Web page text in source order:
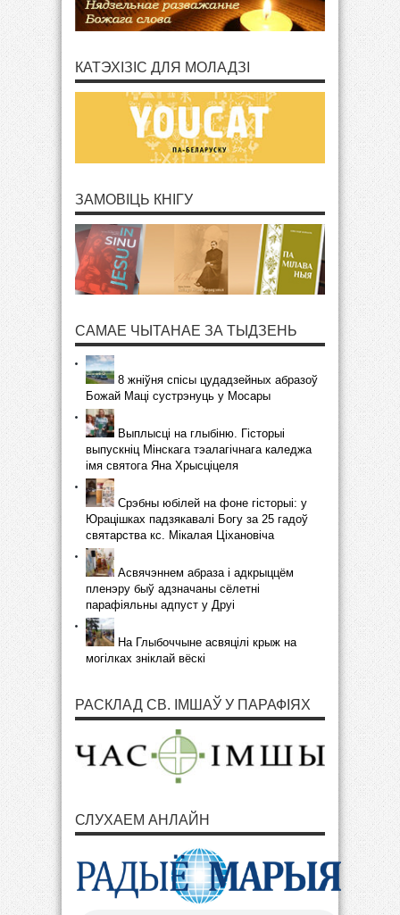
КАТЭХІЗІС ДЛЯ МОЛАДЗІ
ЗАМОВІЦЬ КНІГУ
САМАЕ ЧЫТАНАЕ ЗА ТЫДЗЕНЬ
8 жніўня спісы цудадзейных абразоў
Божай Маці сустрэнуць у Мосары
Выплысці на глыбіню. Гісторыі
выпускніц Мінскага тэалагічнага каледжа
імя святога Яна Хрысціцеля
Срэбны юбілей на фоне гісторыі: у
Юрацішках падзякавалі Богу за 25 гадоў
святарства кс. Мікалая Ціхановіча
Асвячэннем абраза і адкрыццём
пленэру быў адзначаны сёлетні
парафіяльны адпуст у Друі
На Глыбоччыне асвяцілі крыж на
могілках зніклай вёскі
РАСКЛАД СВ. ІМШАЎ У ПАРАФІЯХ
СЛУХАЕМ АНЛАЙН